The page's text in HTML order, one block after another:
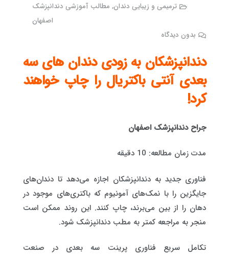
ترمیمی و زیبایی دندان, مطالب آموزشی دندانپزشک
اصفهان
بدون دیدگاه
دندانپزشکان به زودی دندان های سه
بعدی آنتی باکتریال را چاپ خواهند
کرد!
جراح دندانپزشک اصفهان
مدت زمان مطالعه: 10 دقیقه
فناوری جدید به دندانپزشکان اجازه می‌دهد تا دندان‌های
جایگزین را با نمک‌های آمونیوم که باکتری‌های موجود در
دهان را از بین می‌برند، چاپ کنند. این روند ممکن است
منجر به مراجعه کمتر به مطب دندانپزشک شود.
تکامل سریع فناوری پرینت سه بعدی در صنعت